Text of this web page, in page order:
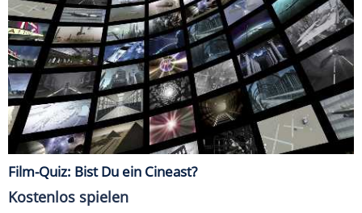
Film-Quiz: Bist Du ein Cineast?
Kostenlos spielen